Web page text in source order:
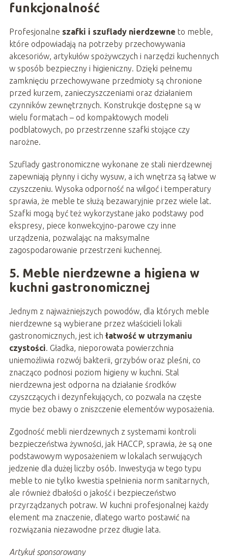
funkcjonalność
Profesjonalne szafki i szuflady nierdzewne to meble,
które odpowiadają na potrzeby przechowywania
akcesoriów, artykułów spożywczych i narzędzi kuchennych
w sposób bezpieczny i higieniczny. Dzięki pełnemu
zamknięciu przechowywane przedmioty są chronione
przed kurzem, zanieczyszczeniami oraz działaniem
czynników zewnętrznych. Konstrukcje dostępne są w
wielu formatach – od kompaktowych modeli
podblatowych, po przestrzenne szafki stojące czy
narożne.
Szuflady gastronomiczne wykonane ze stali nierdzewnej
zapewniają płynny i cichy wysuw, a ich wnętrza są łatwe w
czyszczeniu. Wysoka odporność na wilgoć i temperatury
sprawia, że meble te służą bezawaryjnie przez wiele lat.
Szafki mogą być też wykorzystane jako podstawy pod
ekspresy, piece konwekcyjno-parowe czy inne
urządzenia, pozwalając na maksymalne
zagospodarowanie przestrzeni kuchennej.
5. Meble nierdzewne a higiena w
kuchni gastronomicznej
Jednym z najważniejszych powodów, dla których meble
nierdzewne są wybierane przez właścicieli lokali
gastronomicznych, jest ich łatwość w utrzymaniu
czystości . Gładka, nieporowata powierzchnia
uniemożliwia rozwój bakterii, grzybów oraz pleśni, co
znacząco podnosi poziom higieny w kuchni. Stal
nierdzewna jest odporna na działanie środków
czyszczących i dezynfekujących, co pozwala na częste
mycie bez obawy o zniszczenie elementów wyposażenia.
Zgodność mebli nierdzewnych z systemami kontroli
bezpieczeństwa żywności, jak HACCP, sprawia, że są one
podstawowym wyposażeniem w lokalach serwujących
jedzenie dla dużej liczby osób. Inwestycja w tego typu
meble to nie tylko kwestia spełnienia norm sanitarnych,
ale również dbałości o jakość i bezpieczeństwo
przyrządzanych potraw. W kuchni profesjonalnej każdy
element ma znaczenie, dlatego warto postawić na
rozwiązania niezawodne przez długie lata.
Artykuł sponsorowany